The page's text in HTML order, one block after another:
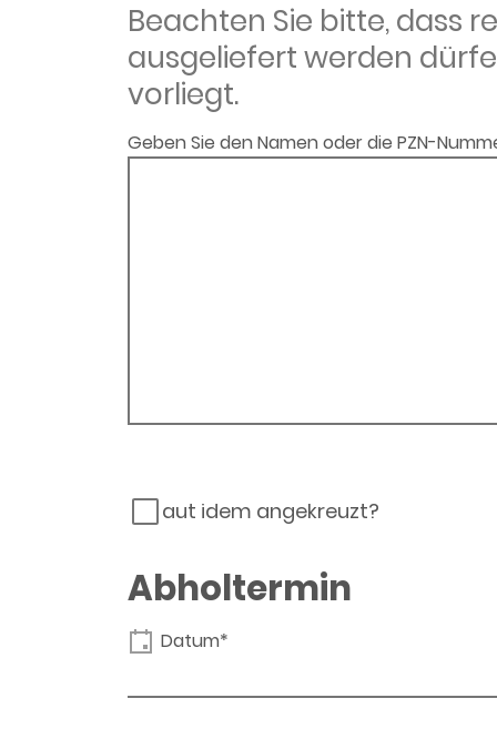
Beachten Sie bitte, dass
ausgeliefert werden
vorliegt.
Geben Sie den Namen oder die PZN-
aut idem angekreuzt?
Abholtermin
Datum*